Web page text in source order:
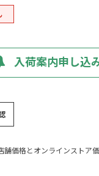
入荷案内申し込
価格とオンラインストア